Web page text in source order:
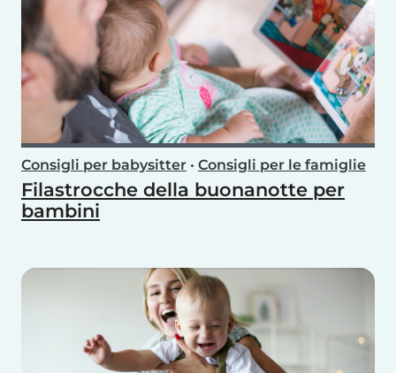
Consigli per babysitter • Consigli per le famiglie
Filastrocche della buonanotte per
bambini